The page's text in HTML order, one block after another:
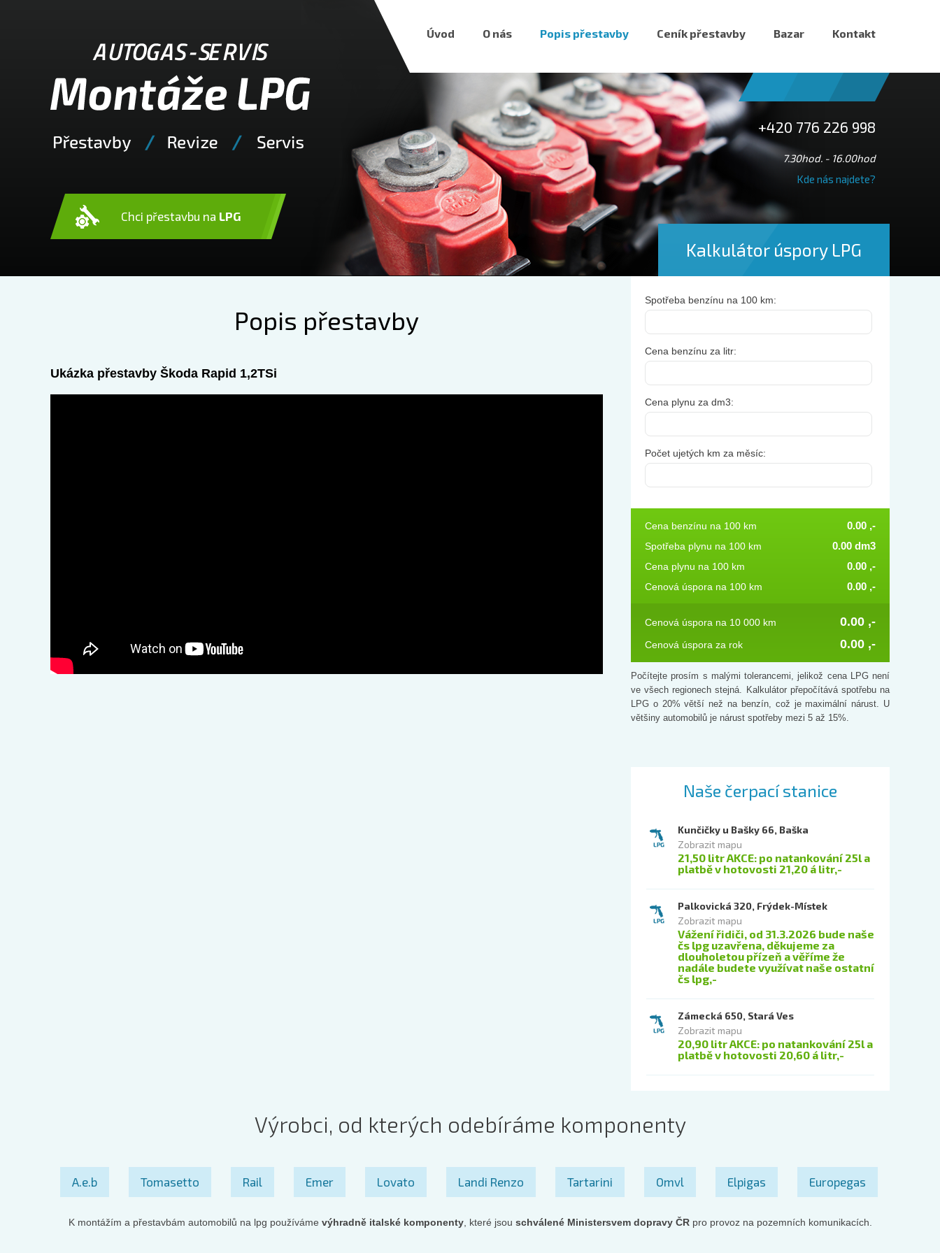
Úvod O nás Popis přestavby Ceník přestavby Bazar Kontakt
Chci přestavbu na LPG
+420 776 226 998
7.30hod. - 16.00hod
Kde nás najdete?
Kalkulátor úspory LPG
Popis přestavby
Ukázka přestavby Škoda Rapid 1,2TSi
Spotřeba benzínu na 100 km:
Cena benzínu za litr:
Cena plynu za dm3:
Počet ujetých km za měsíc:
Cena benzínu na 100 km 0.00 ,-
Spotřeba plynu na 100 km 0.00 dm3
Cena plynu na 100 km 0.00 ,-
Cenová úspora na 100 km 0.00 ,-
Cenová úspora na 10 000 km 0.00 ,-
Cenová úspora za rok 0.00 ,-
Počítejte prosím s malými tolerancemi, jelikož cena LPG není
ve všech regionech stejná. Kalkulátor přepočítává spotřebu na
LPG o 20% větší než na benzín, což je maximální nárust. U
většiny automobilů je nárust spotřeby mezi 5 až 15%.
Naše čerpací stanice
Kunčičky u Bašky 66, Baška
Zobrazit mapu
21,50 litr AKCE: po natankování 25l a
platbě v hotovosti 21,20 á litr,-
Palkovická 320, Frýdek-Místek
Zobrazit mapu
Vážení řidiči, od 31.3.2026 bude naše
čs lpg uzavřena, děkujeme za
dlouholetou přízeň a věříme že
nadále budete využívat naše ostatní
čs lpg,-
Zámecká 650, Stará Ves
Zobrazit mapu
20,90 litr AKCE: po natankování 25l a
platbě v hotovosti 20,60 á litr,-
Výrobci, od kterých odebíráme komponenty
A.e.b Tomasetto Rail Emer Lovato Landi Renzo Tartarini Omvl Elpigas Europegas
K montážím a přestavbám automobilů na lpg používáme výhradně italské komponenty, které jsou schválené Ministersvem dopravy ČRpro provoz na pozemních komunikacích.